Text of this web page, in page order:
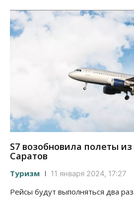
S7 возобновила полеты
Саратов
Туризм 11 января 2024, 17:27
Рейсы будут выполняться два